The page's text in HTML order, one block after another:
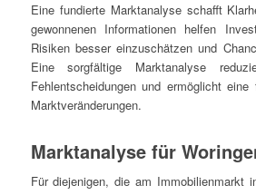
Eine fundierte Marktanalyse schafft
gewonnenen Informationen helfen
Risiken besser einzuschätzen und
Eine sorgfältige Marktanalyse
Fehlentscheidungen und ermöglicht
Marktveränderungen.
Marktanalyse für
Für diejenigen, die am Immobilienmarkt